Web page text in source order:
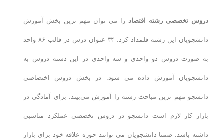
دروس تخصصی رشته اقتصاد را می توان مهم ترین بخش آموزش
دانشجویان این رشته قلمداد کرد. ۳۴ عنوان درس در قالب ۸۶ واحد
به صورت دروس دو واحدی و سه واحدی در این دسته دروس به
دانشجویان آموزش داده می شود. در بخش دروس اختصاصی
دانشجو مهم ترین مباحث رشته را آموزش می‌بیند. برای آمادگی در
بازار کار لازم است دانشجو در دروس تخصصی عملکرد مناسبی
داشته باشد. ضمنا دانشجویان می توانند حوزه علاقه خود برای بازار